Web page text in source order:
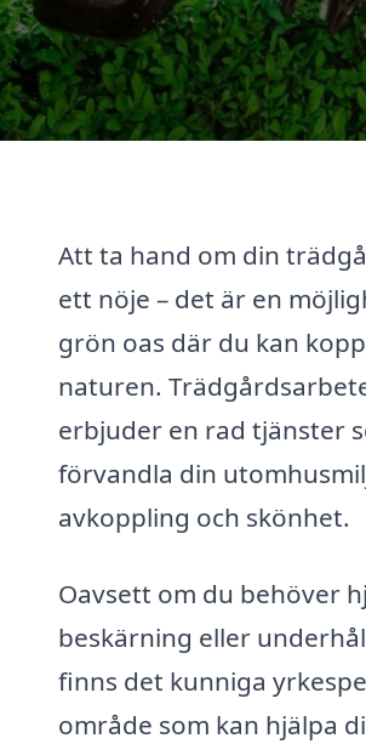
Att ta hand om din
ett nöje – det är en
grön oas där du kan
naturen.
erbjuder en rad tjänster
förvandla din
avkoppling och skönhet.
Oavsett om du behöver
beskärning eller
finns det kunniga
område som kan hjälpa